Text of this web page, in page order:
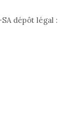
dépôt légal :